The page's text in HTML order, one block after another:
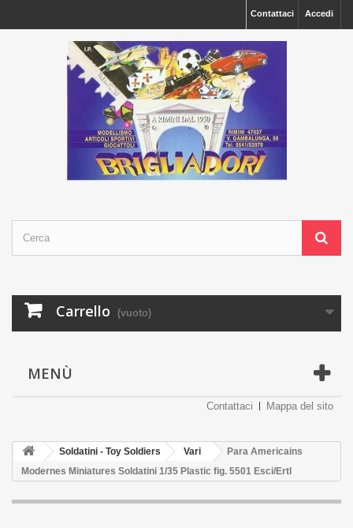
Accedi
Contattaci
Carrello (vuoto)
MENÙ
Contattaci Mappa del sito
Soldatini - Toy Soldiers Vari
Para Americains
Modernes Miniatures Soldatini 1/35 Plastic fig. 5501 Esci/Ertl